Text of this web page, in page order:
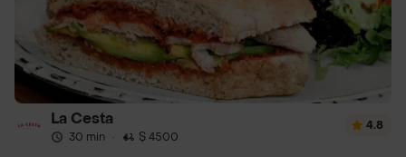
La Cesta
30 min · $ 4500
4.8